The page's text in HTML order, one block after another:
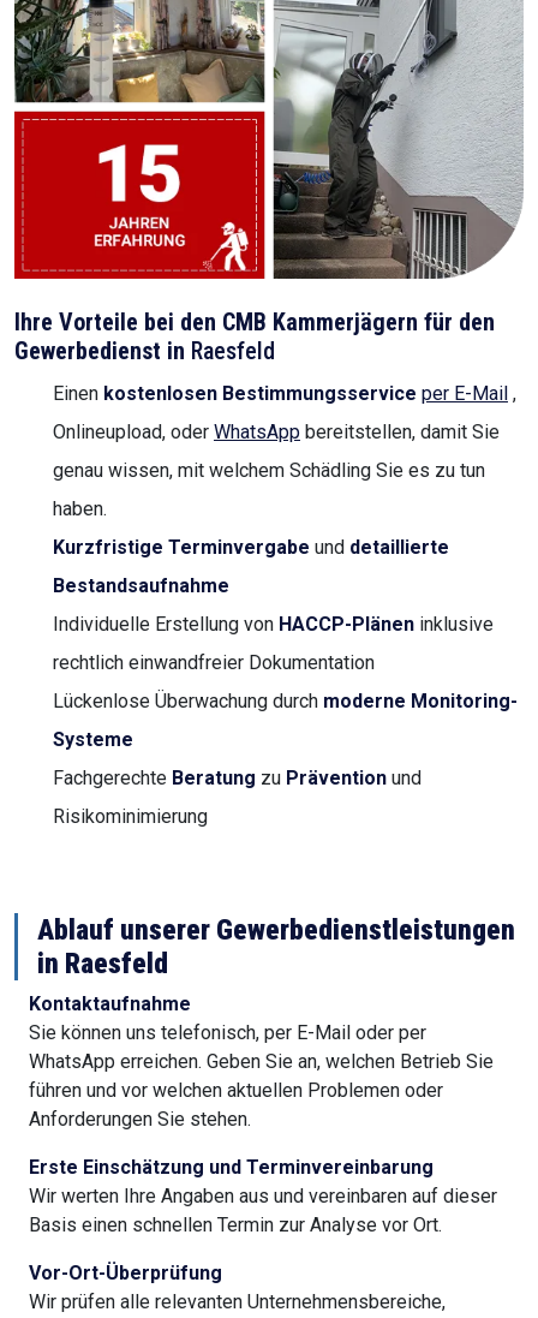
Ihre Vorteile bei den CMB Kammerjägern für den
Gewerbedienst in Raesfeld
Einen kostenlosen Bestimmungsservice per E-Mail ,
Onlineupload, oder WhatsApp bereitstellen, damit Sie
genau wissen, mit welchem Schädling Sie es zu tun
haben.
Kurzfristige Terminvergabe und detaillierte
Bestandsaufnahme
Individuelle Erstellung von HACCP-Plänen inklusive
rechtlich einwandfreier Dokumentation
Lückenlose Überwachung durch moderne Monitoring-
Systeme
Fachgerechte Beratung zu Prävention und
Risikominimierung
Ablauf unserer Gewerbedienstleistungen
in Raesfeld
Kontaktaufnahme
Sie können uns telefonisch, per E-Mail oder per
WhatsApp erreichen. Geben Sie an, welchen Betrieb Sie
führen und vor welchen aktuellen Problemen oder
Anforderungen Sie stehen.
Erste Einschätzung und Terminvereinbarung
Wir werten Ihre Angaben aus und vereinbaren auf dieser
Basis einen schnellen Termin zur Analyse vor Ort.
Vor-Ort-Überprüfung
Wir prüfen alle relevanten Unternehmensbereiche,